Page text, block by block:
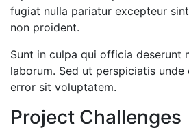
fugiat nulla pariatur excepteur
non proident.
Sunt in culpa qui officia deserunt
laborum. Sed ut perspiciatis unde
error sit voluptatem.
Project Challenges